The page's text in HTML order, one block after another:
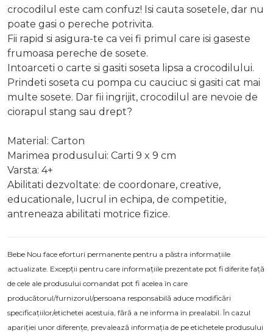
crocodilul este cam confuz! Isi cauta sosetele, dar nu
poate gasi o pereche potrivita.
Fii rapid si asigura-te ca vei fi primul care isi gaseste
frumoasa pereche de sosete.
Intoarceti o carte si gasiti soseta lipsa a crocodilului.
Prindeti soseta cu pompa cu cauciuc si gasiti cat mai
multe sosete. Dar fii ingrijit, crocodilul are nevoie de
ciorapul stang sau drept?
Material: Carton
Marimea produsului: Carti 9 x 9 cm
Varsta: 4+
Abilitati dezvoltate: de coordonare, creative,
educationale, lucrul in echipa, de competitie,
antreneaza abilitati motrice fizice.
Bebe Nou face eforturi permanente pentru a păstra informațiile
actualizate. Excepții pentru care informațiile prezentate pot fi diferite față
de cele ale produsului comandat pot fi acelea în care
producătorul/furnizorul/persoana responsabilă aduce modificări
specificațiilor/etichetei acestuia, fără a ne informa în prealabil. În cazul
apariției unor diferențe, prevalează informația de pe etichetele produsului